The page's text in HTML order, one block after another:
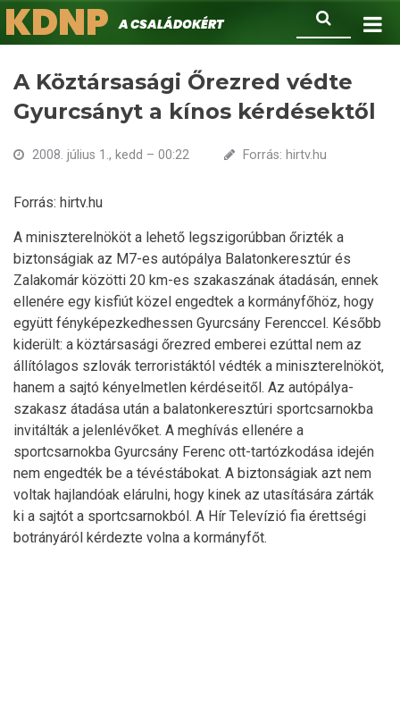
Ugrás
a
Keresés
KDNPA családokért.
A Köztársasági Őrezred védte
Gyurcsányt a kínos kérdésektől
2008. július 1., kedd – 00:22 Forrás: hirtv.hu
Forrás: hirtv.hu
A miniszterelnököt a lehető legszigorúbban őrizték a
biztonságiak az M7-es autópálya Balatonkeresztúr és
Zalakomár közötti 20 km-es szakaszának átadásán, ennek
ellenére egy kisfiút közel engedtek a kormányfőhöz, hogy
együtt fényképezkedhessen Gyurcsány Ferenccel. Később
kiderült: a köztársasági őrezred emberei ezúttal nem az
állítólagos szlovák terroristáktól védték a miniszterelnököt,
hanem a sajtó kényelmetlen kérdéseitől. Az autópálya-
szakasz átadása után a balatonkeresztúri sportcsarnokba
invitálták a jelenlévőket. A meghívás ellenére a
sportcsarnokba Gyurcsány Ferenc ott-tartózkodása idején
nem engedték be a tévéstábokat. A biztonságiak azt nem
voltak hajlandóak elárulni, hogy kinek az utasítására zárták
ki a sajtót a sportcsarnokból. A Hír Televízió fia érettségi
botrányáról kérdezte volna a kormányfőt.